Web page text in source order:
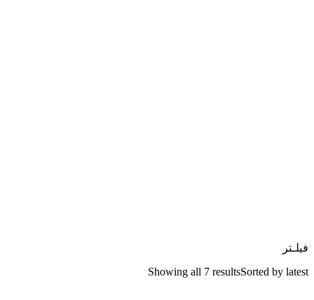
فیلـتر
Showing all 7 resultsSorted by latest